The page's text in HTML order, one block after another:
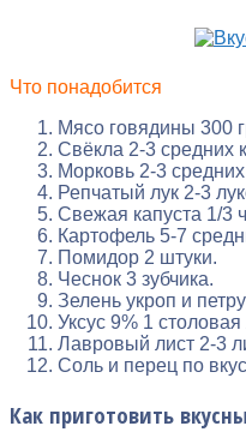
Что понадобится
Мясо говядины 300
Свёкла 2-3 средних
Морковь 2-3
Репчатый лук 2-3
Свежая капуста 1/3
Картофель 5-7
Помидор 2 штуки.
Чеснок 3 зубчика.
Зелень укроп и
Уксус 9% 1
Лавровый лист 2-3
Соль и перец по
Как приготовить